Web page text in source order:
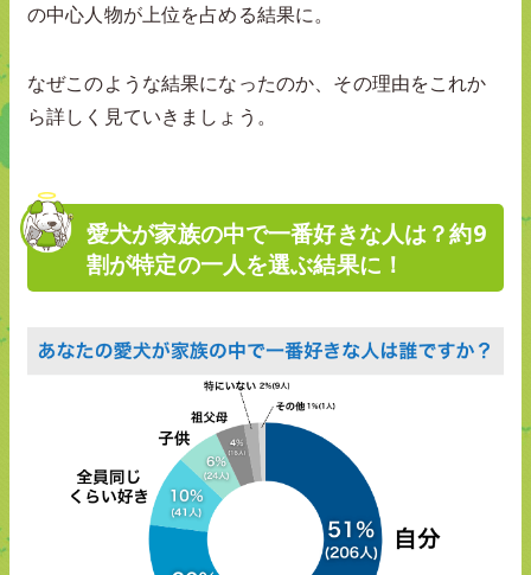
の中心人物が上位を占める結果に。
なぜこのような結果になったのか、その理由をこれか
ら詳しく見ていきましょう。
愛犬が家族の中で一番好きな人は？約9
割が特定の一人を選ぶ結果に！